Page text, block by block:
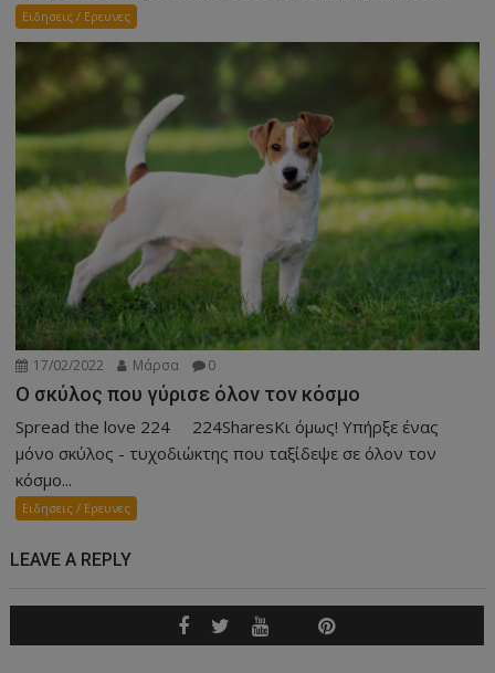
Ειδησεις / Ερευνες
17/02/2022 Μάρσα 0
Ο σκύλος που γύρισε όλον τον κόσμο
Spread the love 224 224SharesΚι όμως! Υπήρξε ένας
μόνο σκύλος - τυχοδιώκτης που ταξίδεψε σε όλον τον
κόσμο...
Ειδησεις / Ερευνες
LEAVE A REPLY